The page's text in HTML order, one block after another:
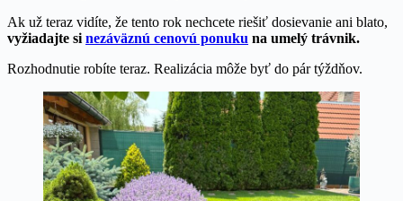
Ak už teraz vidíte, že tento rok nechcete riešiť dosievanie ani blato,
vyžiadajte si nezáväznú cenovú ponuku na umelý trávnik.
Rozhodnutie robíte teraz. Realizácia môže byť do pár týždňov.